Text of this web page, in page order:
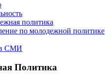
политика
по молодежной политике
СМИ
Политика